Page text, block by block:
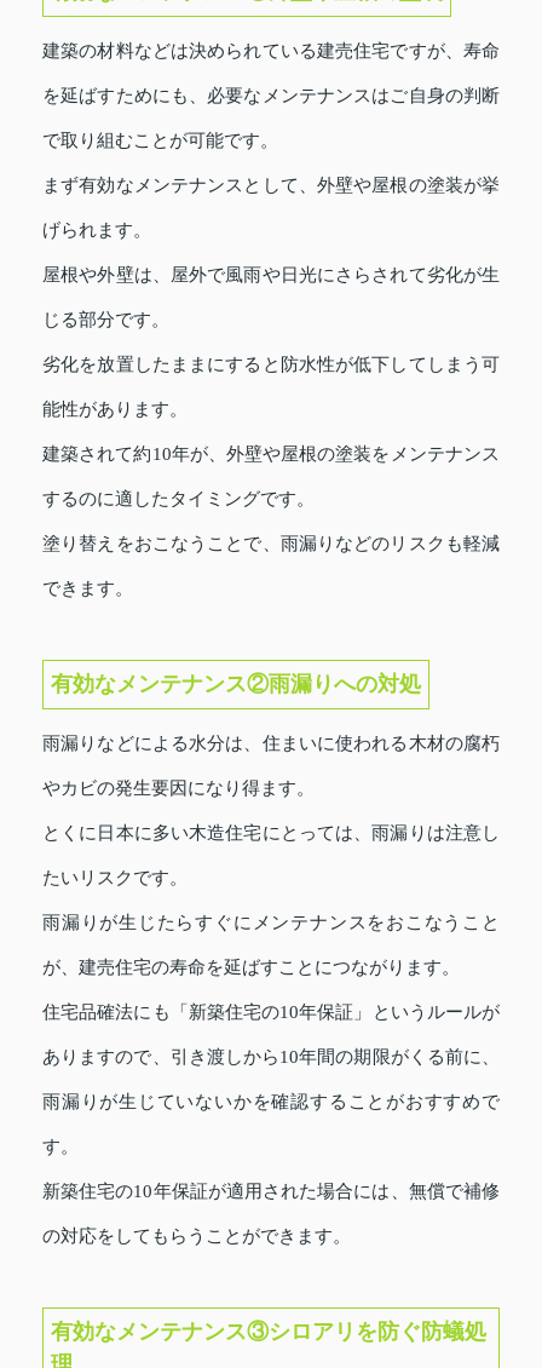
建築の材料などは決められている建売住宅ですが、寿命
を延ばすためにも、必要なメンテナンスはご自身の判断
で取り組むことが可能です。
まず有効なメンテナンスとして、外壁や屋根の塗装が挙
げられます。
屋根や外壁は、屋外で風雨や日光にさらされて劣化が生
じる部分です。
劣化を放置したままにすると防水性が低下してしまう可
能性があります。
建築されて約10年が、外壁や屋根の塗装をメンテナンス
するのに適したタイミングです。
塗り替えをおこなうことで、雨漏りなどのリスクも軽減
できます。
有効なメンテナンス②雨漏りへの対処
雨漏りなどによる水分は、住まいに使われる木材の腐朽
やカビの発生要因になり得ます。
とくに日本に多い木造住宅にとっては、雨漏りは注意し
たいリスクです。
雨漏りが生じたらすぐにメンテナンスをおこなうこと
が、建売住宅の寿命を延ばすことにつながります。
住宅品確法にも「新築住宅の10年保証」というルールが
ありますので、引き渡しから10年間の期限がくる前に、
雨漏りが生じていないかを確認することがおすすめで
す。
新築住宅の10年保証が適用された場合には、無償で補修
の対応をしてもらうことができます。
有効なメンテナンス③シロアリを防ぐ防蟻処